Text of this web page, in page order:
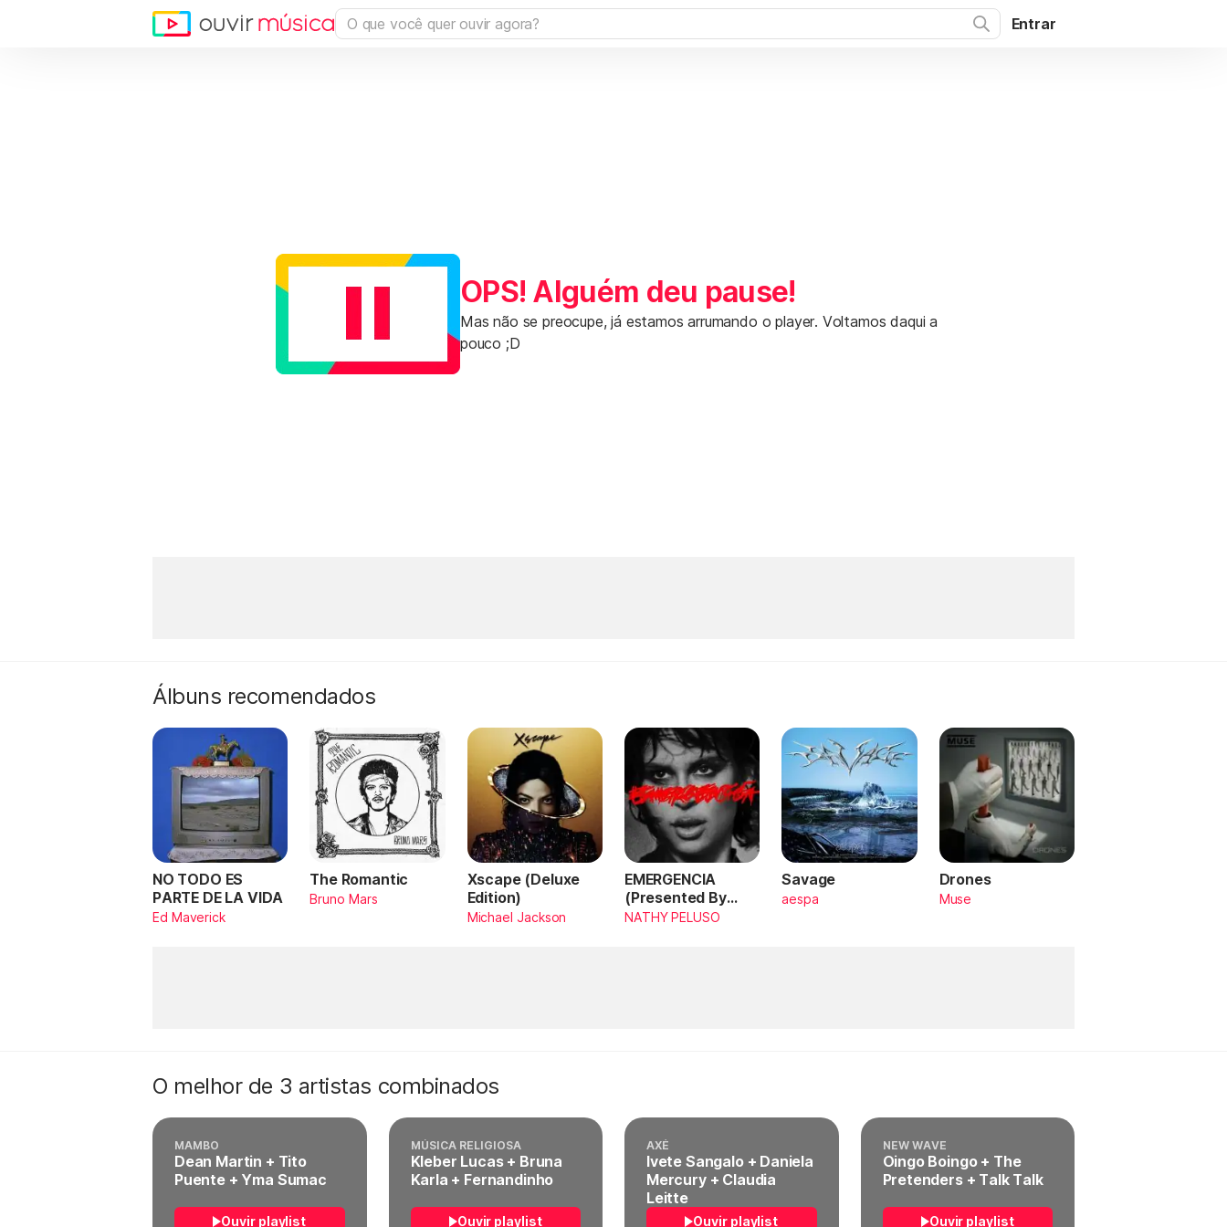
Entrar
OPS! Alguém deu pause!
Mas não se preocupe, já estamos arrumando o player. Voltamos daqui a
pouco ;D
Álbuns recomendados
NO TODO ES
PARTE DE LA VIDA
Ed Maverick
The Romantic
Bruno Mars
Xscape (Deluxe
Edition)
Michael Jackson
EMERGENCIA
(Presented By
PlayStation,
NATHY PELUSO
Savage
aespa
Drones
Muse
O melhor de 3 artistas combinados
MAMBO
Dean Martin + Tito
Puente + Yma Sumac
Ouvir playlist
MÚSICA RELIGIOSA
Kleber Lucas + Bruna
Karla + Fernandinho
Ouvir playlist
AXÉ
Ivete Sangalo + Daniela
Mercury + Claudia
Leitte
Ouvir playlist
NEW WAVE
Oingo Boingo + The
Pretenders + Talk Talk
Ouvir playlist